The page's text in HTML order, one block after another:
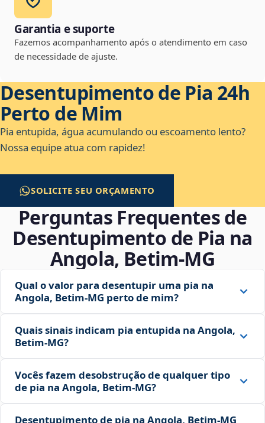
Garantia e suporte
Fazemos acompanhamento após o atendimento em caso
de necessidade de ajuste.
Desentupimento de Pia 24h
Perto de Mim
Pia entupida, água acumulando ou escoamento lento?
Nossa equipe atua com rapidez!
SOLICITE SEU ORÇAMENTO
Perguntas Frequentes de
Desentupimento de Pia na
Angola, Betim‑MG
Qual o valor para desentupir uma pia na
Angola, Betim‑MG perto de mim?
Quais sinais indicam pia entupida na Angola,
Betim‑MG?
Vocês fazem desobstrução de qualquer tipo
de pia na Angola, Betim‑MG?
Desentupimento de pia na Angola, Betim‑MG